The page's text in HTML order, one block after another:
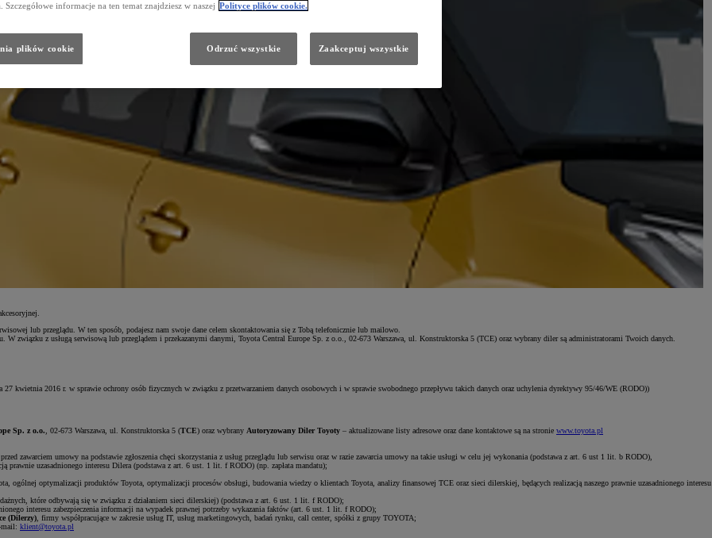
lub przeglądu. W ten sposób, podajesz nam swoje dane celem skontaktowania się z Tobą telefonicznie lub mailowo.
W związku z usługą serwisową lub przeglądem i przekazanymi danymi, Toyota Central Europe Sp. z o.o., 02-673 Warszawa, ul. Konstruktorska 5 (TCE) oraz wybrany diler są administratorami Twoich danych.
kwietnia 2016 r. w sprawie ochrony osób fizycznych w związku z przetwarzaniem danych osobowych i w sprawie swobodnego przepływu takich danych oraz uchylenia dyrektywy 95/46/WE (RODO))
Sp. z o.o. , 02-673 Warszawa, ul. Konstruktorska 5 (TCE) oraz wybrany Autoryzowany Diler Toyoty – aktualizowane listy adresowe oraz dane kontaktowe są na stronie www.toyota.pl
zawarciem umowy na podstawie zgłoszenia chęci skorzystania z usług przeglądu lub serwisu oraz w razie zawarcia umowy na takie usługi w celu jej wykonania (podstawa z art. 6 ust 1 lit. b RODO),
prawnie uzasadnionego interesu Dilera (podstawa z art. 6 ust. 1 lit. f RODO) (np. zapłata mandatu);
ogólnej optymalizacji produktów Toyota, optymalizacji procesów obsługi, budowania wiedzy o klientach Toyota, analizy finansowej TCE oraz sieci dilerskiej, będących realizacją naszego prawnie uzasadnionego interesu
które odbywają się w związku z działaniem sieci dilerskiej) (podstawa z art. 6 ust. 1 lit. f RODO);
interesu zabezpieczenia informacji na wypadek prawnej potrzeby wykazania faktów (art. 6 ust. 1 lit. f RODO);
(Dilerzy) , firmy współpracujące w zakresie usług IT, usług marketingowych, badań rynku, call center, spółki z grupy TOYOTA;
mail: klient@toyota.pl
Szczegółowe informacje na ten temat znajdziesz w naszej Polityce plików cookie.
plików cookie Odrzuć wszystkie Zaakceptuj wszystkie